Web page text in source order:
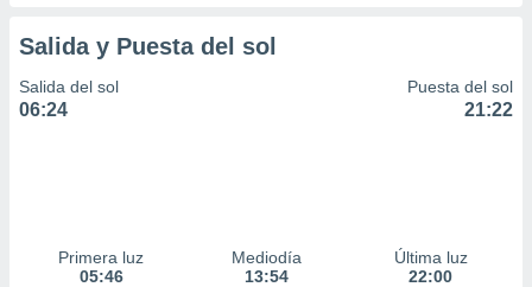
Salida y Puesta del sol
Salida del sol
06:24
Puesta del sol
21:22
Primera luz
05:46
Mediodía
13:54
Última luz
22:00